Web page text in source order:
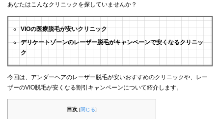
あなたはこんなクリニックを探していませんか？
VIOの医療脱毛が安いクリニック
デリケートゾーンのレーザー脱毛がキャンペーンで安くなるクリニッ
ク
今回は、アンダーヘアのレーザー脱毛が安いおすすめのクリニックや、レー
ザーのVIO脱毛が安くなる割引キャンペーンについて紹介します。
目次 [閉じる]